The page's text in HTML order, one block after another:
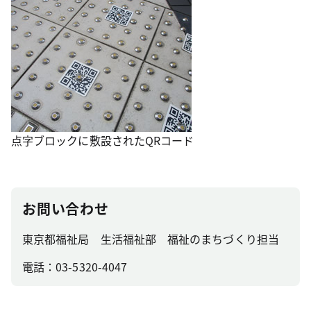
点字ブロックに敷設されたQRコード
お問い合わせ
東京都福祉局 生活福祉部 福祉のまちづくり担当
電話：03-5320-4047